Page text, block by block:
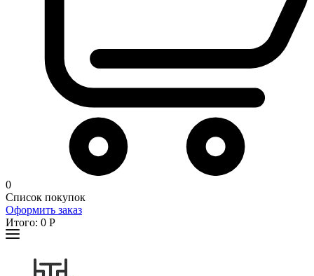
0
Список покупок
Оформить заказ
Итого: 0 Р